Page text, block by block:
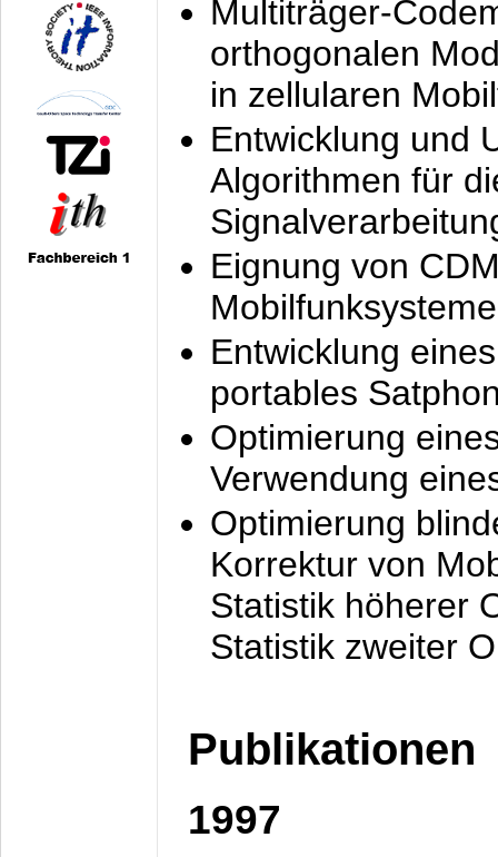
Multiträger-
orthogonalen
in zellularen
Entwicklung und
Algorithmen für
Eignung von
Mobilfunksysteme
Entwicklung
portables
Optimierung
Verwendung
Optimierung
Korrektur von
Statistik höherer
Statistik zweiter
Publikationen
1997